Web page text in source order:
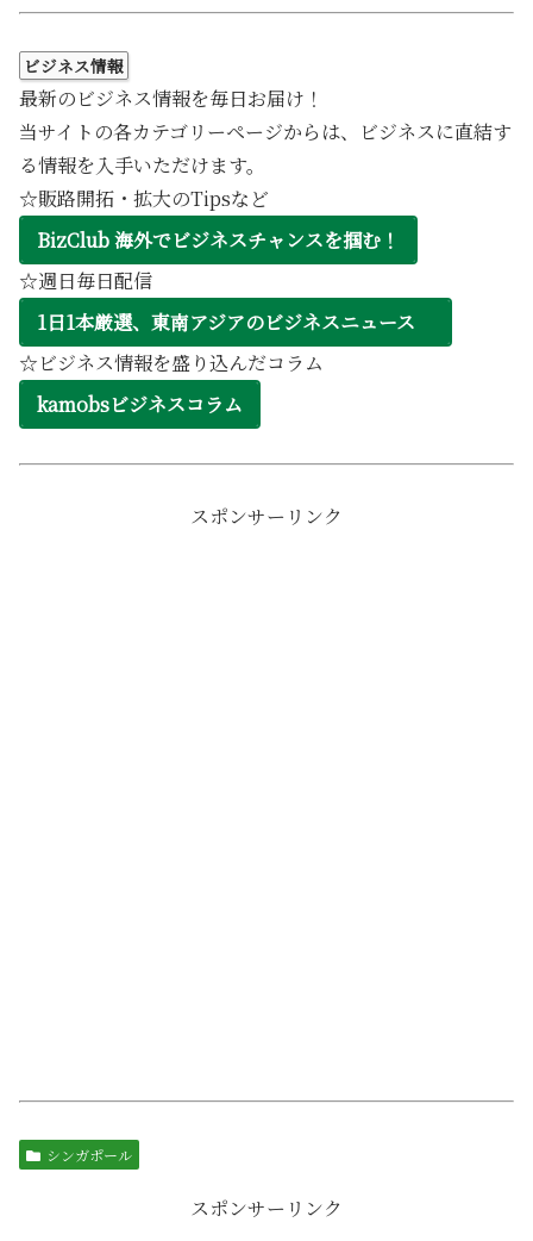
ビジネス情報
最新のビジネス情報を毎日お届け！
当サイトの各カテゴリーページからは、ビジネスに直結す
る情報を入手いただけます。
☆販路開拓・拡大のTipsなど
BizClub 海外でビジネスチャンスを掴む！
☆週日毎日配信
1日1本厳選、東南アジアのビジネスニュース
☆ビジネス情報を盛り込んだコラム
kamobsビジネスコラム
スポンサーリンク
シンガポール
スポンサーリンク